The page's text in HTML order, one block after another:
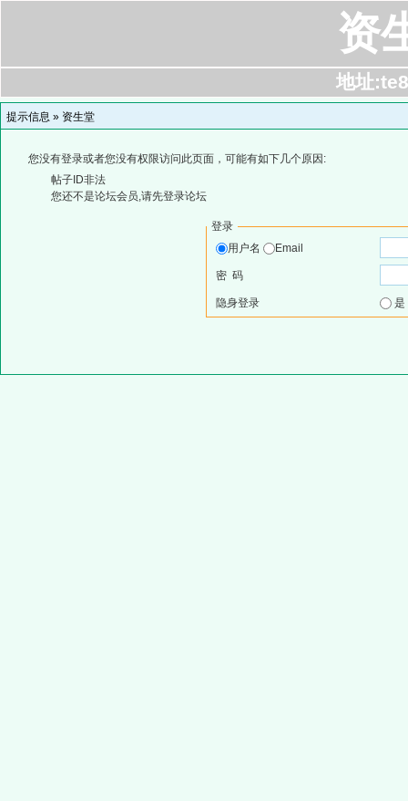
资
地址
提示信息 » 资生堂
您没有登录或者您没有权限访问此页面，可能有如下几个原因:
帖子ID非法
您还不是论坛会员,请先登录论坛
登录
用户名
Email
密 码
隐身登录